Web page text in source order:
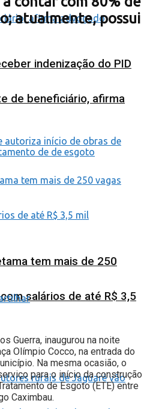
indenização do PID
de beneficiário, afirma
tem mais de 250
salários de até R$ 3,5
atualmente, possui
Guerra, inaugurou na noite
Olímpio Cocco, na entrada do
Na mesma ocasião, o
para o início da construção
de Esgoto (ETE) entre
Caximbau.